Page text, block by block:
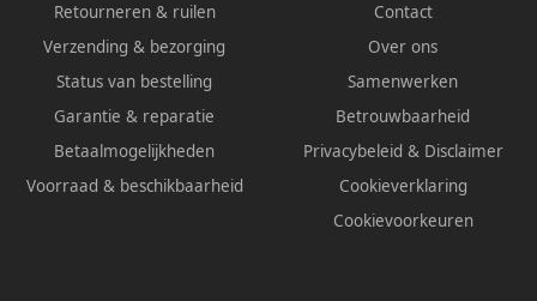
Retourneren & ruilen
Verzending & bezorging
Status van bestelling
Garantie & reparatie
Betaalmogelijkheden
Voorraad & beschikbaarheid
Contact
Over ons
Samenwerken
Betrouwbaarheid
Privacybeleid & Disclaimer
Cookieverklaring
Cookievoorkeuren